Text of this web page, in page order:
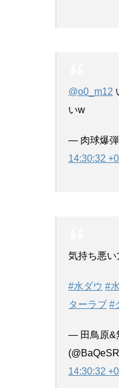
@o0_m12
いw
— 肉球爆
14:30:32
気持ち悪
#水ダウ #
ターラブ #
— 田鳥原&
14:30:32